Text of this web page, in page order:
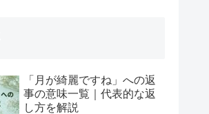
「月が綺麗ですね」への返
事の意味一覧｜代表的な返
し方を解説